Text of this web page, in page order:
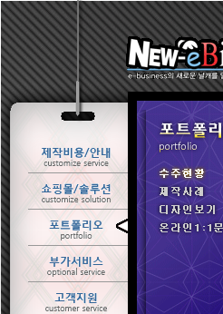
ㆍ 수주현황
ㆍ 제작사례